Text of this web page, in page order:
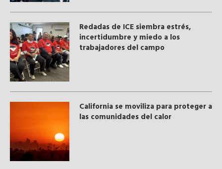
​Redadas de ICE siembra estrés,
incertidumbre y miedo a los
trabajadores del campo
California se moviliza para proteger a
las comunidades del calor